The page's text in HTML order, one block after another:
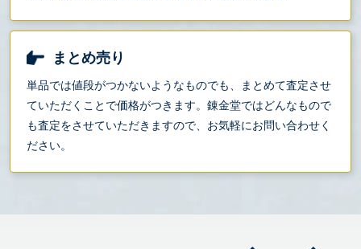
まとめ売り
単品では値段がつかないようなものでも、まとめて査定させ
ていただくことで価格がつきます。錬金堂ではどんなもので
も査定をさせていただきますので、お気軽にお問い合わせく
ださい。